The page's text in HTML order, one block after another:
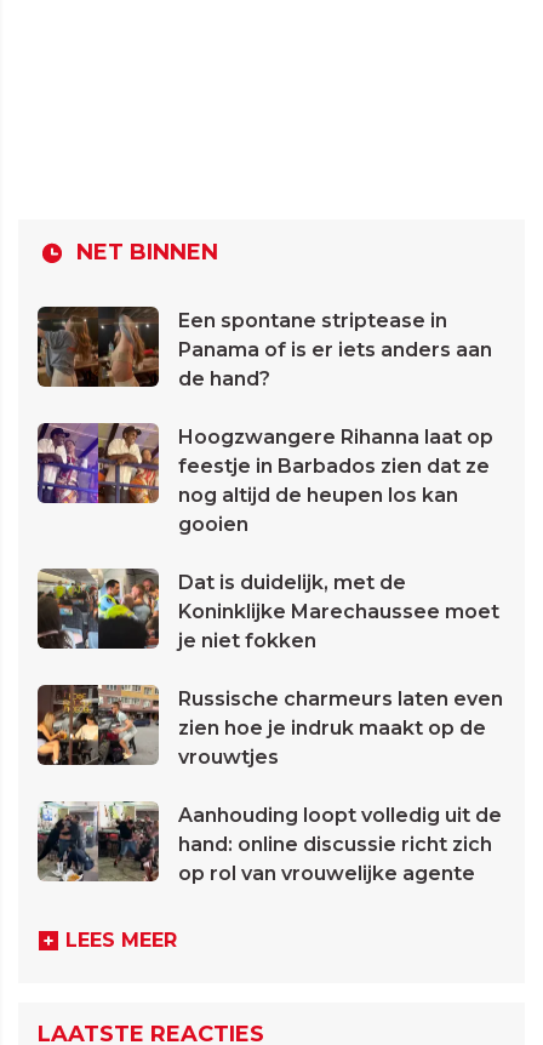
NET BINNEN
Een spontane striptease in
Panama of is er iets anders aan
de hand?
Hoogzwangere Rihanna laat op
feestje in Barbados zien dat ze
nog altijd de heupen los kan
gooien
Dat is duidelijk, met de
Koninklijke Marechaussee moet
je niet fokken
Russische charmeurs laten even
zien hoe je indruk maakt op de
vrouwtjes
Aanhouding loopt volledig uit de
hand: online discussie richt zich
op rol van vrouwelijke agente
LEES MEER
LAATSTE REACTIES